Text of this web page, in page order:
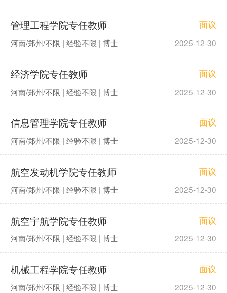
管理工程学院专任教师 面议
河南/郑州/不限 | 经验不限 | 博士 2025-12-30
经济学院专任教师 面议
河南/郑州/不限 | 经验不限 | 博士 2025-12-30
信息管理学院专任教师 面议
河南/郑州/不限 | 经验不限 | 博士 2025-12-30
航空发动机学院专任教师 面议
河南/郑州/不限 | 经验不限 | 博士 2025-12-30
航空宇航学院专任教师 面议
河南/郑州/不限 | 经验不限 | 博士 2025-12-30
机械工程学院专任教师 面议
河南/郑州/不限 | 经验不限 | 博士 2025-12-30